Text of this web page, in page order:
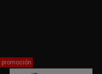
promoción